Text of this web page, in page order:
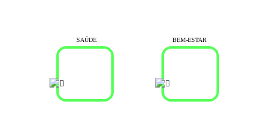
SAÚDE BEM-ESTAR